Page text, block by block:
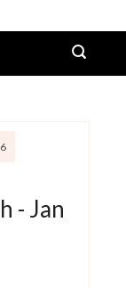
- Jan